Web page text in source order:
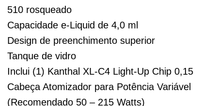
510 rosqueado
Capacidade e-Liquid de 4,0 ml
Design de preenchimento superior
Tanque de vidro
Inclui (1) Kanthal XL-C4 Light-Up Chip 0,15
Cabeça Atomizador para Potência Variável
(Recomendado 50 – 215 Watts)